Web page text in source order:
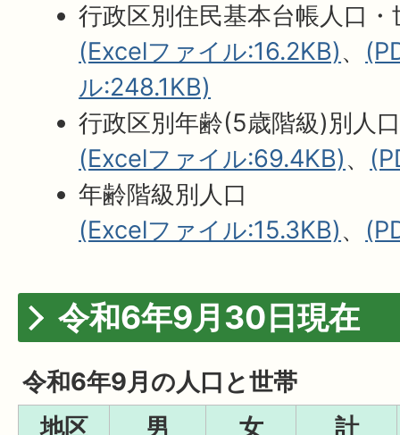
行政区別住民基本台帳人口・
(Excelファイル:16.2KB)、
ル:248.1KB)
行政区別年齢(5歳階級)別人
(Excelファイル:69.4KB)、
年齢階級別人口
(Excelファイル:15.3KB)、
令和6年9月30日現在
令和6年9月の人口と世帯
地区
男 女
計